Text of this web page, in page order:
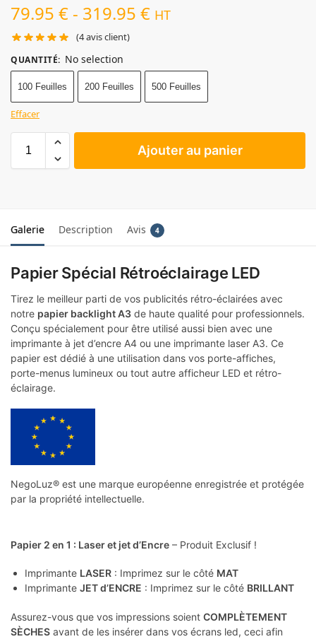
79.95 € - 319.95 € HT
(4avis client)
QUANTITÉ: No selection
100 Feuilles 200 Feuilles 500 Feuilles
Effacer
Ajouter au panier
Galerie Description Avis 4
Papier Spécial Rétroéclairage LED
Tirez le meilleur parti de vos publicités rétro-éclairées avec
notre papier backlight A3 de haute qualité pour professionnels.
Conçu spécialement pour être utilisé aussi bien avec une
imprimante à jet d’encre A4 ou une imprimante laser A3. Ce
papier est dédié à une utilisation dans vos porte-affiches,
porte-menus lumineux ou tout autre afficheur LED et rétro-
éclairage.
NegoLuz® est une marque européenne enregistrée et protégée
par la propriété intellectuelle.
Papier 2 en 1 : Laser et jet d’Encre – Produit Exclusif !
Imprimante LASER : Imprimez sur le côté MAT
Imprimante JET d’ENCRE : Imprimez sur le côté BRILLANT
Assurez-vous que vos impressions soient COMPLÈTEMENT
SÈCHES avant de les insérer dans vos écrans led, ceci afin